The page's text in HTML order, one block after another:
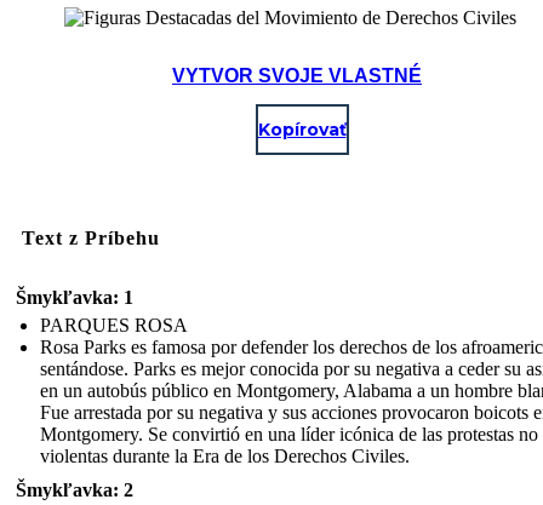
VYTVOR SVOJE VLASTNÉ
Kopírovať
Text z Príbehu
Šmykľavka: 1
PARQUES ROSA
Rosa Parks es famosa por defender los derechos de los
sentándose. Parks es mejor conocida por su negativa a ceder su
en un autobús público en Montgomery, Alabama a un hombre
Fue arrestada por su negativa y sus acciones provocaron boicots
Montgomery. Se convirtió en una líder icónica de las protestas no
violentas durante la Era de los Derechos Civiles.
Šmykľavka: 2